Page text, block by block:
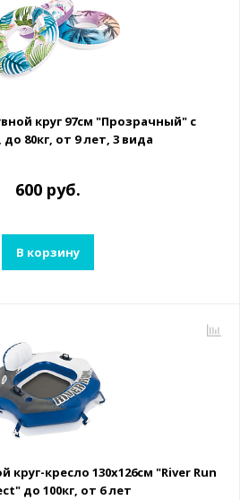
круг 97см "Прозрачный" с
80кг, от 9 лет, 3 вида
600 руб.
В корзину
круг-кресло 130х126см "River Run
до 100кг, от 6 лет